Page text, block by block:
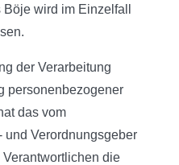
wird im Einzelfall
der Verarbeitung
personenbezogener
das vom
Verordnungsgeber
die